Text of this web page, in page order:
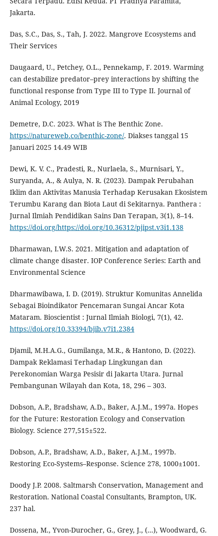
Jakarta.
Das, S.C., Das, S., Tah, J. 2022. Mangrove Ecosystems and
Their Services
Daugaard, U., Petchey, O.L., Pennekamp, F. 2019. Warming
can destabilize predator–prey interactions by shifting the
functional response from Type III to Type II. Journal of
Animal Ecology, 2019
Demetre, D.C. 2023. What is The Benthic Zone.
https://natureweb.co/benthic-zone/. Diakses tanggal 15
Januari 2025 14.49 WIB
Dewi, K. V. C., Pradesti, R., Nurlaela, S., Murnisari, Y.,
Suryanda, A., & Aulya, N. R. (2023). Dampak Perubahan
Iklim dan Aktivitas Manusia Terhadap Kerusakan Ekosistem
Terumbu Karang dan Biota Laut di Sekitarnya. Panthera :
Jurnal Ilmiah Pendidikan Sains Dan Terapan, 3(1), 8–14.
https://doi.org/https://doi.org/10.36312/pjipst.v3i1.138
Dharmawan, I.W.S. 2021. Mitigation and adaptation of
climate change disaster. IOP Conference Series: Earth and
Environmental Science
Dharmawibawa, I. D. (2019). Struktur Komunitas Annelida
Sebagai Bioindikator Pencemaran Sungai Ancar Kota
Mataram. Bioscientist : Jurnal Ilmiah Biologi, 7(1), 42.
https://doi.org/10.33394/bjib.v7i1.2384
Djamil, M.H.A.G., Gumilanga, M.R., & Hantono, D. (2022).
Dampak Reklamasi Terhadap Lingkungan dan
Perekonomian Warga Pesisir di Jakarta Utara. Jurnal
Pembangunan Wilayah dan Kota, 18, 296 – 303.
Dobson, A.P., Bradshaw, A.D., Baker, A.J.M., 1997a. Hopes
for the Future: Restoration Ecology and Conservation
Biology. Science 277,515±522.
Dobson, A.P., Bradshaw, A.D., Baker, A.J.M., 1997b.
Restoring Eco-Systems–Response. Science 278, 1000±1001.
Doody J.P. 2008. Saltmarsh Conservation, Management and
Restoration. National Coastal Consultants, Brampton, UK.
237 hal.
Dossena, M., Yvon-Durocher, G., Grey, J., (...), Woodward, G.